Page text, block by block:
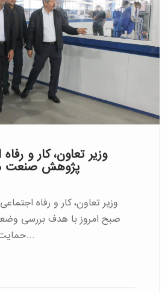
وزیر تعاون، کار و
پژوهش صنعت
وزیر تعاون، کار و رفاه
صبح امروز با هدف بررسی
حمایت از صنایع تولیدی و…